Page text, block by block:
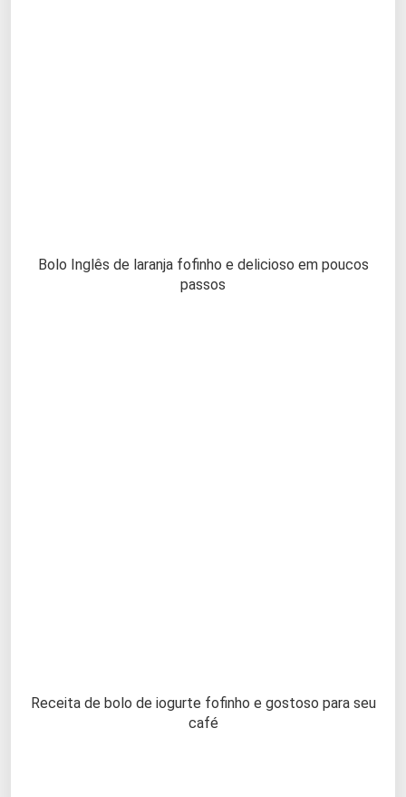
Bolo Inglês de laranja fofinho e delicioso em poucos
passos
Receita de bolo de iogurte fofinho e gostoso para seu
café